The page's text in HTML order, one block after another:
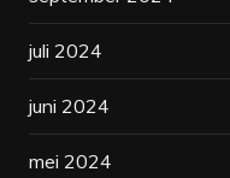
juli 2024
juni 2024
mei 2024